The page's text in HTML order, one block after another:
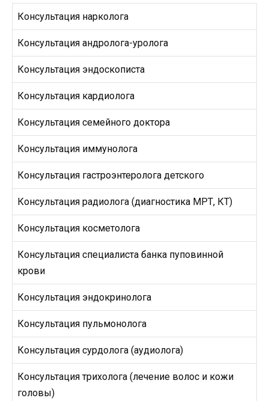
Консультация нарколога
Консультация андролога-уролога
Консультация эндоскописта
Консультация кардиолога
Консультация семейного доктора
Консультация иммунолога
Консультация гастроэнтеролога детского
Консультация радиолога (диагностика МРТ, КТ)
Консультация косметолога
Консультация специалиста банка пуповинной
крови
Консультация эндокринолога
Консультация пульмонолога
Консультация сурдолога (аудиолога)
Консультация трихолога (лечение волос и кожи
головы)